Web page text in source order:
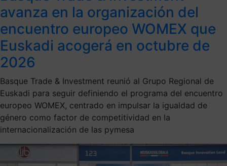
avanza en la organización del
encuentro europeo WOMEX que
Euskadi acogerá en octubre de
2026
Basque Trade & Investment reunió al Grupo Regional de
Euskadi para seguir definiendo el programa del encuentro
europeo WOMEX, centrado en impulsar la igualdad de
género como factor de competitividad en la
internacionalización de las pymesa